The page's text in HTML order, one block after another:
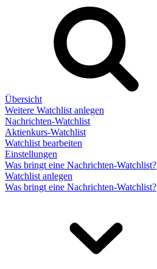
Übersicht
Weitere Watchlist anlegen
Nachrichten-Watchlist
Aktienkurs-Watchlist
Watchlist bearbeiten
Einstellungen
Was bringt eine Nachrichten-Watchlist?
Watchlist anlegen
Was bringt eine Nachrichten-Watchlist?